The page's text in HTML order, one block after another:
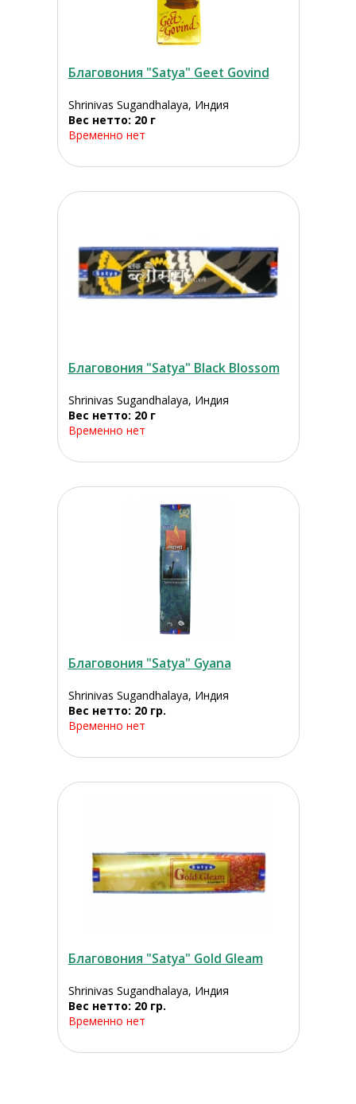
Благовония "Satya" Geet Govind
Shrinivas Sugandhalaya, Индия
Вес нетто: 20 г
Временно нет
Благовония "Satya" Black Blossom
Shrinivas Sugandhalaya, Индия
Вес нетто: 20 г
Временно нет
Благовония "Satya" Gyana
Shrinivas Sugandhalaya, Индия
Вес нетто: 20 гр.
Временно нет
Благовония "Satya" Gold Gleam
Shrinivas Sugandhalaya, Индия
Вес нетто: 20 гр.
Временно нет